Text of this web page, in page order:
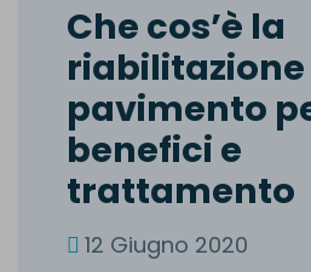
Che cos’è la
riabilitazione
pavimento p
benefici e
trattamento
12 Giugno 2020